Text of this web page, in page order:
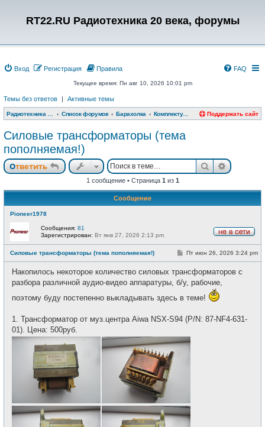
RT22.RU Радиотехника 20 века, форумы
Вход Регистрация FAQ
Правила
Текущее время: Пн авг 10, 2026 10:01 pm
Темы без ответов | Активные темы
Список форумов Барахолка Комплектующие, инструменты и материалы Поддержать сайт
Силовые трансформаторы (тема
пополняемая!)
Ответить Поиск
1 сообщение • Страница 1 из 1
Сообщение
Pioneer1978
е
в
с
Сообщения: 81
Зарегистрирован: Вт янв 27, 2026 2:13 pm
Силовые трансформаторы (тема пополняемая!)
С
б
щ
е
Пт июн 26, 2026 3:24 pm
Накопилось некоторое количество силовых трансформаторов с
разбора различной аудио-видео аппаратуры, б/у, рабочие,
поэтому буду постепенно выкладывать здесь в теме!
1. Трансформатор от муз.центра Aiwa NSX-S94 (P/N: 87-NF4-631-
01). Цена: 500руб.